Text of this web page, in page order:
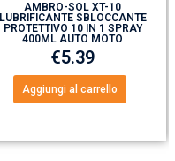
AMBRO-SOL XT-10
LUBRIFICANTE SBLOCCANTE
PROTETTIVO 10 IN 1 SPRAY
400ML AUTO MOTO
€5.39
Aggiungi al carrello